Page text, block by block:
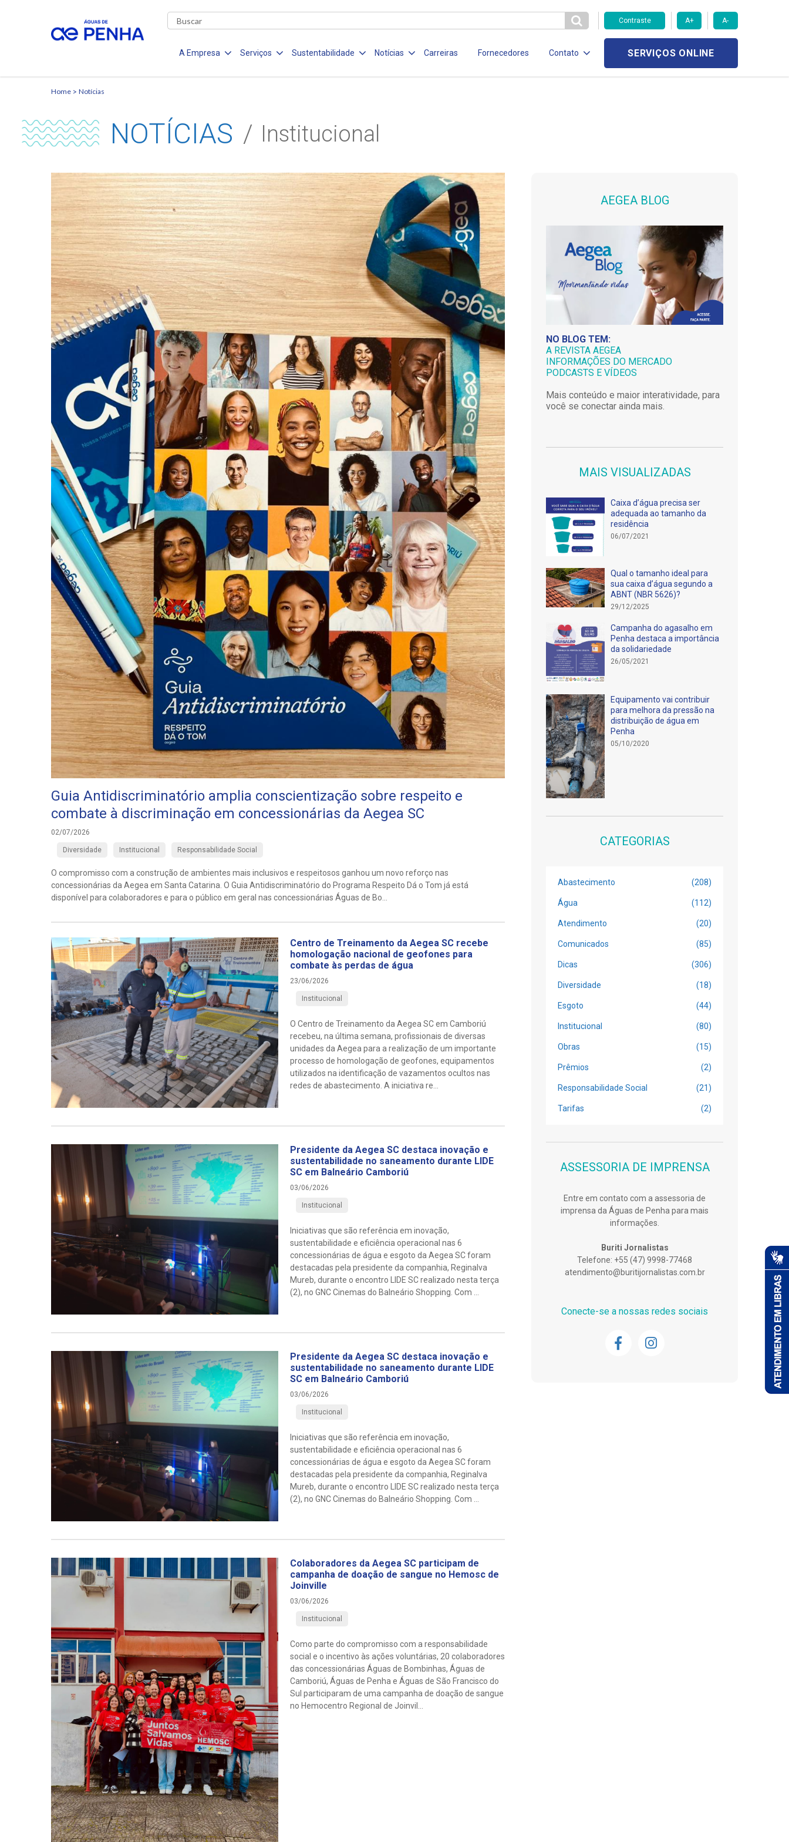
Contraste A+ A-
A Empresa Serviços Sustentabilidade Notícias Carreiras Fornecedores Contato SERVIÇOS ONLINE
Home Notícias
NOTÍCIAS Institucional
Guia Antidiscriminatório amplia conscientização sobre respeito e
combate à discriminação em concessionárias da Aegea SC
02/07/2026
Diversidade Institucional Responsabilidade Social
O compromisso com a construção de ambientes mais inclusivos e respeitosos ganhou um novo reforço nas
concessionárias da Aegea em Santa Catarina. O Guia Antidiscriminatório do Programa Respeito Dá o Tom já está
disponível para colaboradores e para o público em geral nas concessionárias Águas de Bo...
Centro de Treinamento da Aegea SC recebe
homologação nacional de geofones para
combate às perdas de água
23/06/2026
Institucional
O Centro de Treinamento da Aegea SC em Camboriú
recebeu, na última semana, profissionais de diversas
unidades da Aegea para a realização de um importante
processo de homologação de geofones, equipamentos
utilizados na identificação de vazamentos ocultos nas
redes de abastecimento. A iniciativa re...
Presidente da Aegea SC destaca inovação e
sustentabilidade no saneamento durante LIDE
SC em Balneário Camboriú
03/06/2026
Institucional
Iniciativas que são referência em inovação,
sustentabilidade e eficiência operacional nas 6
concessionárias de água e esgoto da Aegea SC foram
destacadas pela presidente da companhia, Reginalva
Mureb, durante o encontro LIDE SC realizado nesta terça
(2), no GNC Cinemas do Balneário Shopping. Com ...
Presidente da Aegea SC destaca inovação e
sustentabilidade no saneamento durante LIDE
SC em Balneário Camboriú
03/06/2026
Institucional
Iniciativas que são referência em inovação,
sustentabilidade e eficiência operacional nas 6
concessionárias de água e esgoto da Aegea SC foram
destacadas pela presidente da companhia, Reginalva
Mureb, durante o encontro LIDE SC realizado nesta terça
(2), no GNC Cinemas do Balneário Shopping. Com ...
Colaboradores da Aegea SC participam de
campanha de doação de sangue no Hemosc de
Joinville
03/06/2026
Institucional
Como parte do compromisso com a responsabilidade
social e o incentivo às ações voluntárias, 20 colaboradores
das concessionárias Águas de Bombinhas, Águas de
Camboriú, Águas de Penha e Águas de São Francisco do
Sul participaram de uma campanha de doação de sangue
no Hemocentro Regional de Joinvil...
AEGEA BLOG
NO BLOG TEM:
A REVISTA AEGEA
INFORMAÇÕES DO MERCADO
PODCASTS E VÍDEOS
Mais conteúdo e maior interatividade, para
você se conectar ainda mais.
MAIS VISUALIZADAS
Caixa d’água precisa ser
adequada ao tamanho da
residência
06/07/2021
Qual o tamanho ideal para
sua caixa d’água segundo a
ABNT (NBR 5626)?
29/12/2025
Campanha do agasalho em
Penha destaca a importância
da solidariedade
26/05/2021
Equipamento vai contribuir
para melhora da pressão na
distribuição de água em
Penha
05/10/2020
CATEGORIAS
Abastecimento (208)
Água (112)
Atendimento (20)
Comunicados (85)
Dicas (306)
Diversidade (18)
Esgoto (44)
Institucional (80)
Obras (15)
Prêmios (2)
Responsabilidade Social (21)
Tarifas (2)
ASSESSORIA DE IMPRENSA
Entre em contato com a assessoria de
imprensa da Águas de Penha para mais
informações.
Buriti Jornalistas
Telefone: +55 (47) 9998-77468
atendimento@buritijornalistas.com.br
Conecte-se a nossas redes sociais